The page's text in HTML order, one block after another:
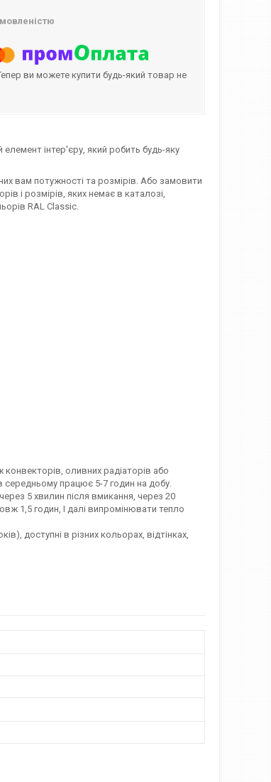
ви можете купити будь-який товар не
інтер'єру, який робить будь-яку
вам потужності та розмірів. Або замовити
і розмірів, яких немає в каталозі,
RAL Classic.
оливних радіаторів або
середньому працює 5-7 годин на добу.
5 хвилин після вмикання, через 20
1,5 годин, І далі випромінювати тепло
доступні в різних кольорах, відтінках,